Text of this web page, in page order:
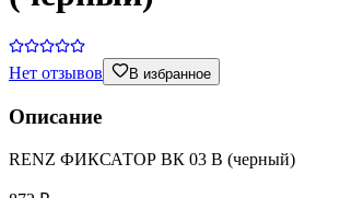
Нет отзывов В избранное
Описание
RENZ ФИКСАТОР ВК 03 В (черный)